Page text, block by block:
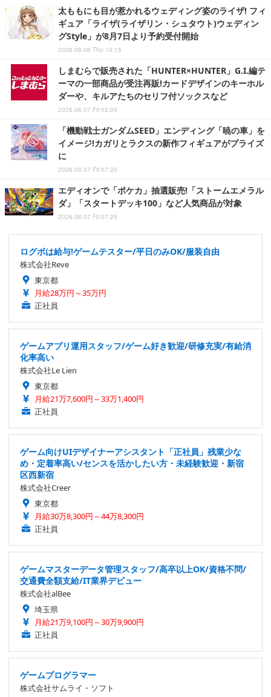
太ももにも目が惹かれるウェディング姿のライザ! フィ
ギュア「ライザ(ライザリン・シュタウト)ウェディン
グStyle」が8月7日より予約受付開始
2026.08.06 Thu 10:15
しまむらで販売された「HUNTER×HUNTER」G.I.編テ
ーマの一部商品が受注再販!カードデザインのキーホル
ダーや、キルアたちのセリフ付ソックスなど
2026.08.07 Fri 02:00
「機動戦士ガンダムSEED」エンディング「暁の車」を
イメージ!カガリとラクスの新作フィギュアがプライズ
に
2026.08.07 Fri 07:20
エディオンで「ポケカ」抽選販売!「ストームエメラル
ダ」「スタートデッキ100」など人気商品が対象
2026.08.07 Fri 07:25
ログボは給与!ゲームテスター/平日のみOK/服装自由
株式会社Reve
東京都
月給28万円～35万円
正社員
ゲームアプリ運用スタッフ/ゲーム好き歓迎/研修充実/有給消
化率高い
株式会社Le Lien
東京都
月給21万7,600円～33万1,400円
正社員
ゲーム向けUIデザイナーアシスタント「正社員」残業少な
め・定着率高い/センスを活かしたい方・未経験歓迎・新宿
区西新宿
株式会社Creer
東京都
月給30万8,300円～44万8,300円
正社員
ゲームマスターデータ管理スタッフ/高卒以上OK/資格不問/
交通費全額支給/IT業界デビュー
株式会社alBee
埼玉県
月給21万9,100円～30万9,900円
正社員
ゲームプログラマー
株式会社サムライ・ソフト